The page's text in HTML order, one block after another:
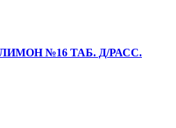
№16 ТАБ. Д/РАСС.